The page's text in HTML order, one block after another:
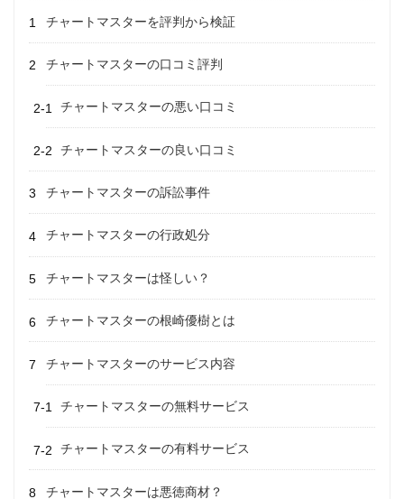
チャートマスターを評判から検証
チャートマスターの口コミ評判
チャートマスターの悪い口コミ
チャートマスターの良い口コミ
チャートマスターの訴訟事件
チャートマスターの行政処分
チャートマスターは怪しい？
チャートマスターの根崎優樹とは
チャートマスターのサービス内容
チャートマスターの無料サービス
チャートマスターの有料サービス
チャートマスターは悪徳商材？